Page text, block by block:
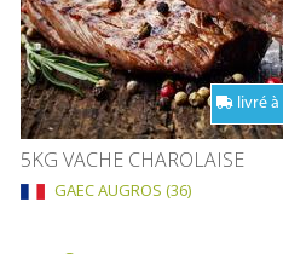
livré à
5KG VACHE CHAROLAISE
GAEC AUGROS (36)